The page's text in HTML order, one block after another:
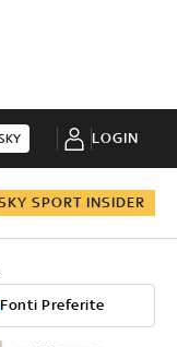
LOGIN
SPORT INSIDER
Fonti Preferite